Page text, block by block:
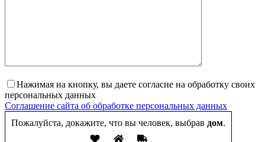
Нажимая на кнопку, вы даете согласие на обработку своих
персональных данных
Соглашение сайта об обработке персональных данных
Пожалуйста, докажите, что вы человек, выбрав дом.